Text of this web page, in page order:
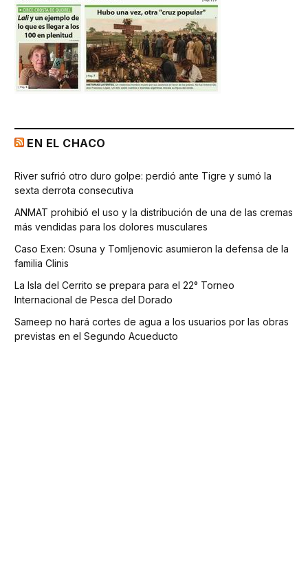
EN EL CHACO
River sufrió otro duro golpe: perdió ante Tigre y sumó la
sexta derrota consecutiva
ANMAT prohibió el uso y la distribución de una de las cremas
más vendidas para los dolores musculares
Caso Exen: Osuna y Tomljenovic asumieron la defensa de la
familia Clinis
La Isla del Cerrito se prepara para el 22° Torneo
Internacional de Pesca del Dorado
Sameep no hará cortes de agua a los usuarios por las obras
previstas en el Segundo Acueducto